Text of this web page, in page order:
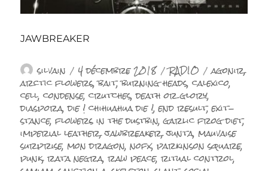
JAWBREAKER
Auteur
silvain Publié
le
4 décembre 2018 Catégories
RADIO Étiquettes
agonir,
arctic flowers,bait,burning heads,calexico,
cell,condense,crutches,death or glory,
diaspora,die ! chihuahua die !,end result,exit-
stance,flowers in the dustbin,garlic frog diet,
imperial leather,jawbreaker,junta,mauvaise
surprise,mon dragon,nofx,parkinson square,
punk,rata negra,raw peace,ritual control,